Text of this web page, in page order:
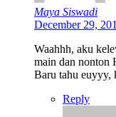
Maya Siswadi
December 29,
Waahhh, aku
main dan nonton
Baru tahu euyyy,
Reply